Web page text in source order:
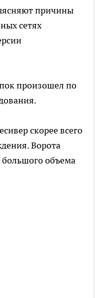
причины
сетях
произошел по
скорее всего
Ворота
большого объема